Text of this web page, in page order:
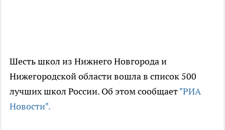
Шесть школ из Нижнего Новгорода и
Нижегородской области вошла в список 500
лучших школ России. Об этом сообщает"РИА
Новости".